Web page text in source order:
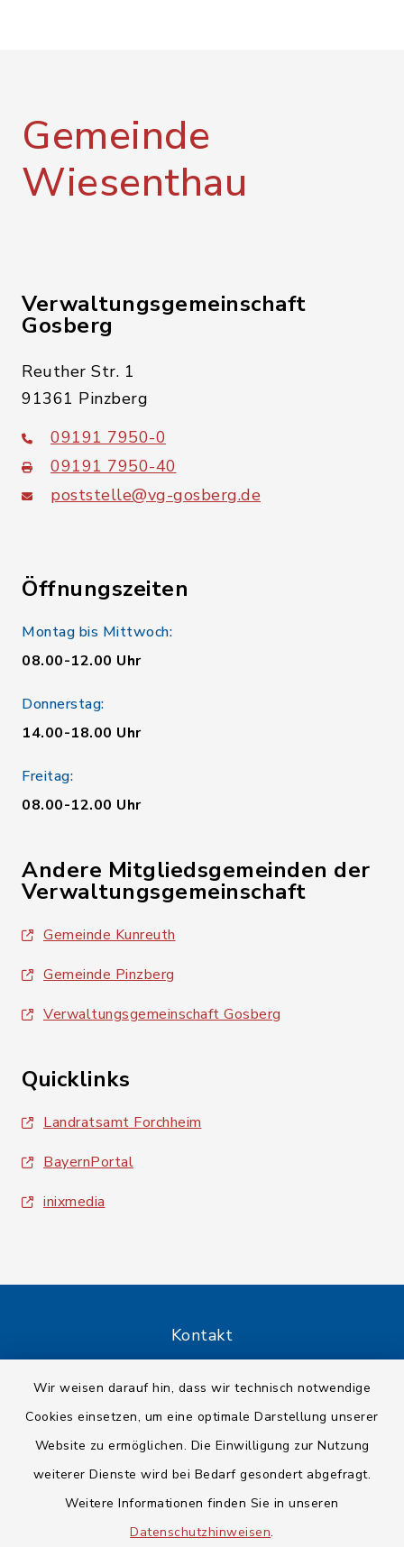
Wir weisen darauf hin, dass wir technisch notwendige
Cookies einsetzen, um eine optimale Darstellung unserer
Website zu ermöglichen. Die Einwilligung zur Nutzung
weiterer Dienste wird bei Bedarf gesondert abgefragt.
Weitere Informationen finden Sie in unseren
Datenschutzhinweisen.
Gemeinde
Wiesenthau
Verwaltungsgemeinschaft
Gosberg
Reuther Str. 1
91361 Pinzberg
09191 7950-0
09191 7950-40
poststelle@vg-gosberg.de
Öffnungszeiten
Montag bis Mittwoch:
08.00-12.00 Uhr
Donnerstag:
14.00-18.00 Uhr
Freitag:
08.00-12.00 Uhr
Andere Mitgliedsgemeinden der
Verwaltungsgemeinschaft
Gemeinde Kunreuth
Gemeinde Pinzberg
Verwaltungsgemeinschaft Gosberg
Quicklinks
Landratsamt Forchheim
BayernPortal
inixmedia
Kontakt
Barrierefreiheit
Datenschutz
Impressum
Sitemap